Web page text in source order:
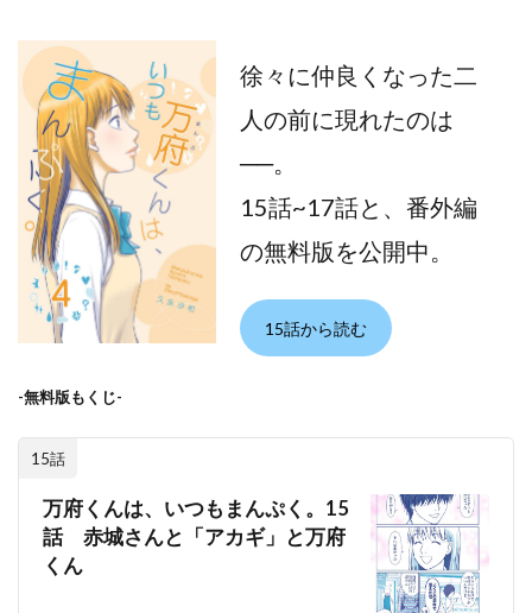
徐々に仲良くなった二
人の前に現れたのは
──。
15話~17話と、番外編
の無料版を公開中。
15話から読む
-無料版もくじ-
15話
万府くんは、いつもまんぷく。15
話 赤城さんと「アカギ」と万府
くん